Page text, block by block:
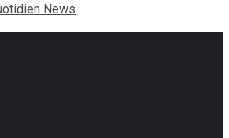
News